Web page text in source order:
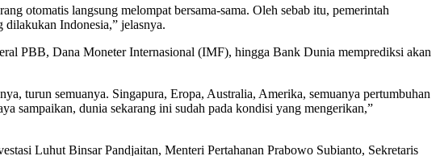
otomatis langsung melompat bersama-sama. Oleh sebab itu, pemerintah
dilakukan Indonesia,” jelasnya.
PBB, Dana Moneter Internasional (IMF), hingga Bank Dunia memprediksi akan
turun semuanya. Singapura, Eropa, Australia, Amerika, semuanya pertumbuhan
sampaikan, dunia sekarang ini sudah pada kondisi yang mengerikan,”
Luhut Binsar Pandjaitan, Menteri Pertahanan Prabowo Subianto, Sekretaris